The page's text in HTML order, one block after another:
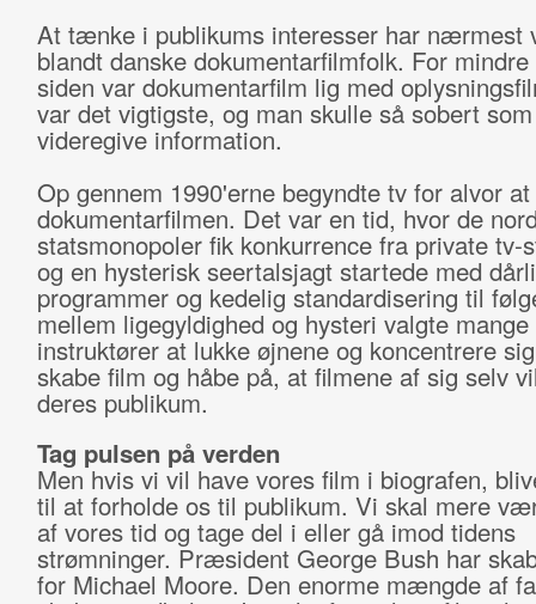
At tænke i publikums interesser har nærmest
blandt danske dokumentarfilmfolk. For
siden var dokumentarfilm lig med
var det vigtigste, og man skulle så sobert
videregive information.
Op gennem 1990'erne begyndte tv for alvor
dokumentarfilmen. Det var en tid, hvor de
statsmonopoler fik konkurrence fra private tv-
og en hysterisk seertalsjagt startede med
programmer og kedelig standardisering til
mellem ligegyldighed og hysteri valgte mange
instruktører at lukke øjnene og koncentrere
skabe film og håbe på, at filmene af sig selv
deres publikum.
Tag pulsen på verden
Men hvis vi vil have vores film i biografen,
til at forholde os til publikum. Vi skal mere
af vores tid og tage del i eller gå imod tidens
strømninger. Præsident George Bush har
for Michael Moore. Den enorme mængde af